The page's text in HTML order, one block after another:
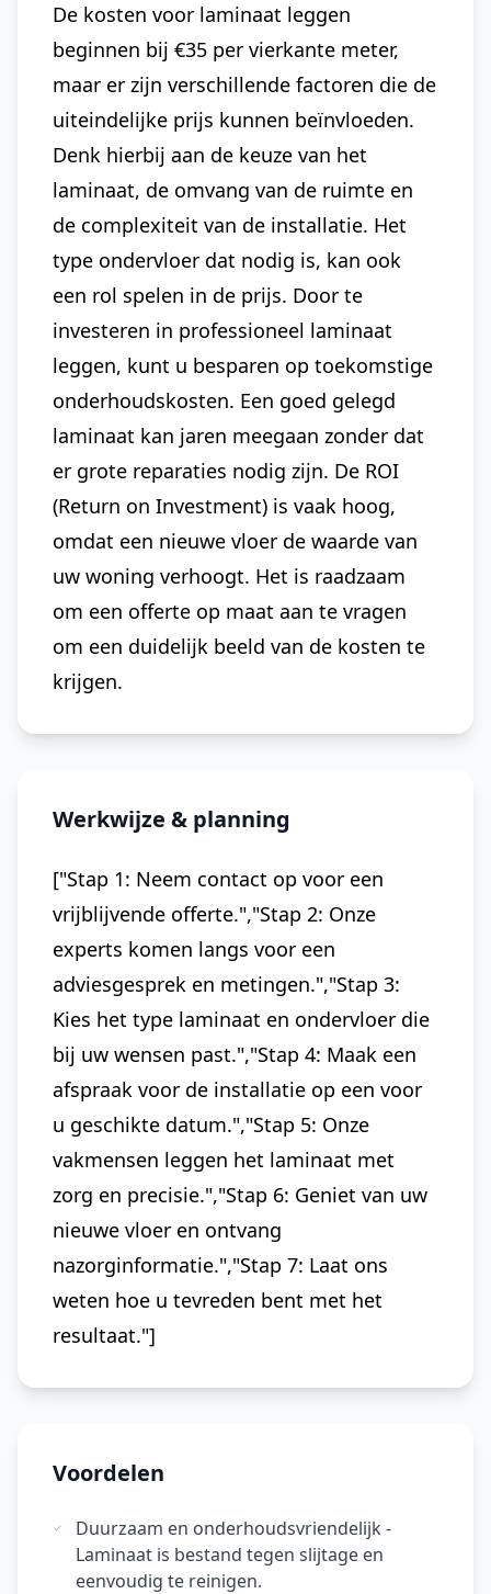
De kosten voor laminaat leggen
beginnen bij €35 per vierkante meter,
maar er zijn verschillende factoren die de
uiteindelijke prijs kunnen beïnvloeden.
Denk hierbij aan de keuze van het
laminaat, de omvang van de ruimte en
de complexiteit van de installatie. Het
type ondervloer dat nodig is, kan ook
een rol spelen in de prijs. Door te
investeren in professioneel laminaat
leggen, kunt u besparen op toekomstige
onderhoudskosten. Een goed gelegd
laminaat kan jaren meegaan zonder dat
er grote reparaties nodig zijn. De ROI
(Return on Investment) is vaak hoog,
omdat een nieuwe vloer de waarde van
uw woning verhoogt. Het is raadzaam
om een offerte op maat aan te vragen
om een duidelijk beeld van de kosten te
krijgen.
Werkwijze & planning
["Stap 1: Neem contact op voor een
vrijblijvende offerte.","Stap 2: Onze
experts komen langs voor een
adviesgesprek en metingen.","Stap 3:
Kies het type laminaat en ondervloer die
bij uw wensen past.","Stap 4: Maak een
afspraak voor de installatie op een voor
u geschikte datum.","Stap 5: Onze
vakmensen leggen het laminaat met
zorg en precisie.","Stap 6: Geniet van uw
nieuwe vloer en ontvang
nazorginformatie.","Stap 7: Laat ons
weten hoe u tevreden bent met het
resultaat."]
Voordelen
Duurzaam en onderhoudsvriendelijk -
Laminaat is bestand tegen slijtage en
eenvoudig te reinigen.